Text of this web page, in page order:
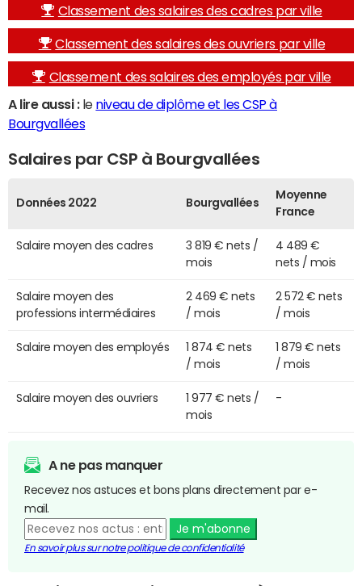
Classement des salaires des cadres par ville
Classement des salaires des ouvriers par ville
Classement des salaires des employés par ville
A lire aussi :le niveau de diplôme et les CSP à
Bourgvallées
Salaires par CSP à Bourgvallées
Données 2022 Bourgvallées
Moyenne
France
Salaire moyen des cadres
3 819 € nets /
mois
4 489 €
nets / mois
Salaire moyen des
professions intermédiaires
2 469 € nets
/ mois
2 572 € nets
/ mois
Salaire moyen des employés
1 874 € nets
/ mois
1 879 € nets
/ mois
Salaire moyen des ouvriers
1 977 € nets /
mois
-
A ne pas manquer
Recevez nos astuces et bons plans directement par e-
mail.
Je m'abonne
En savoir plus sur notre politique de confidentialité